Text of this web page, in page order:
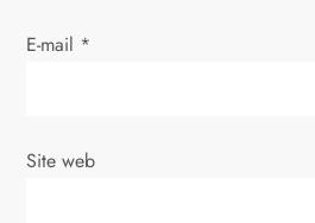
r
i
E-mail *
Site web